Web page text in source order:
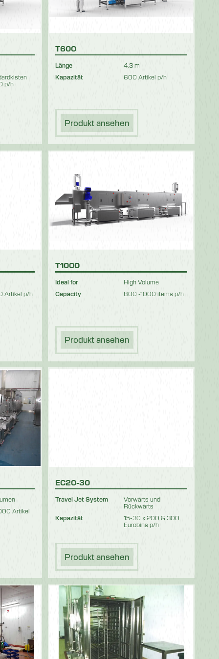
p/h
T600
Länge
4,3 m
Kapazität
600 Artikel p/h
Produkt ansehen
Artikel p/h
T1000
Ideal for
High Volume
Capacity
800 -1000 items p/h
Produkt ansehen
Artikel
EC20-30
Travel Jet System
Vorwärts und
Rückwärts
Kapazität
15-30 x 200 & 300
Eurobins p/h
Produkt ansehen